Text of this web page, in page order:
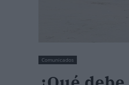
Comunicados